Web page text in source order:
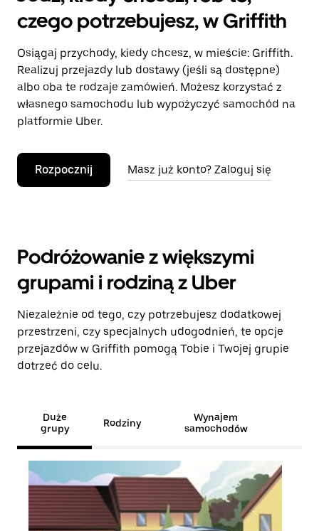
czego potrzebujesz, w Griffith
Osiągaj przychody, kiedy chcesz, w mieście: Griffith.
Realizuj przejazdy lub dostawy (jeśli są dostępne)
albo oba te rodzaje zamówień. Możesz korzystać z
własnego samochodu lub wypożyczyć samochód na
platformie Uber.
Rozpocznij Masz już konto? Zaloguj się
Podróżowanie z większymi
grupami i rodziną z Uber
Niezależnie od tego, czy potrzebujesz dodatkowej
przestrzeni, czy specjalnych udogodnień, te opcje
przejazdów w Griffith pomogą Tobie i Twojej grupie
dotrzeć do celu.
Duże
grupy
Rodziny
Wynajem
samochodów